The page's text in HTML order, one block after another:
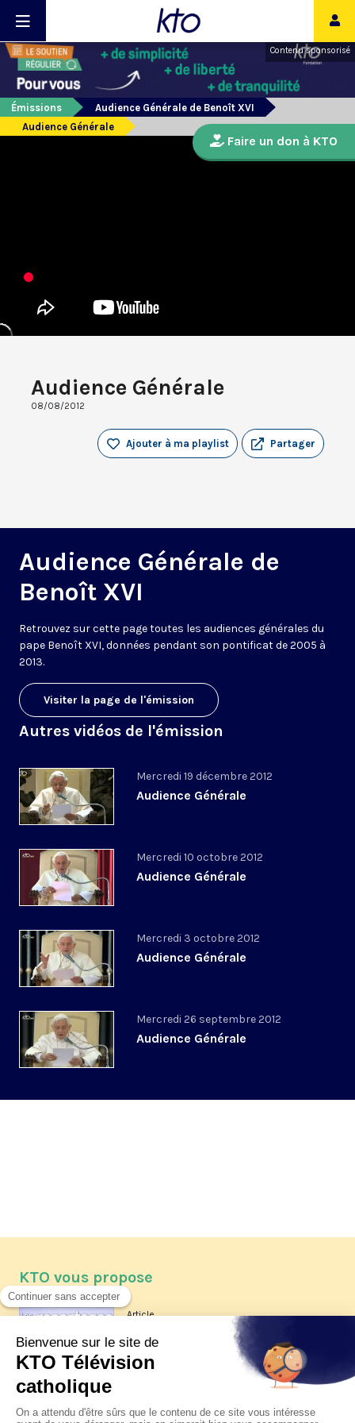
Contenu sponsorisé
Émissions
Audience Générale de Benoît XVI
Audience Générale
Audience Générale
08/08/2012
Partager
Ajouter à ma playlist
Audience Générale de
Benoît XVI
Retrouvez sur cette page toutes les audiences générales du
pape Benoît XVI, données pendant son pontificat de 2005 à
2013.
Visiter la page de l'émission
Autres vidéos de l'émission
Mercredi 19 décembre 2012
Audience Générale
Mercredi 10 octobre 2012
Audience Générale
Mercredi 3 octobre 2012
Audience Générale
Mercredi 26 septembre 2012
Audience Générale
Faire un don à KTO
KTO vous propose
Article
Les reportages d'été 2026 de KTO
La visite pastorale du pape Léon
XIV à Assise à suivre sur KTO le